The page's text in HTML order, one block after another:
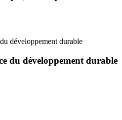
développement durable
du développement durable